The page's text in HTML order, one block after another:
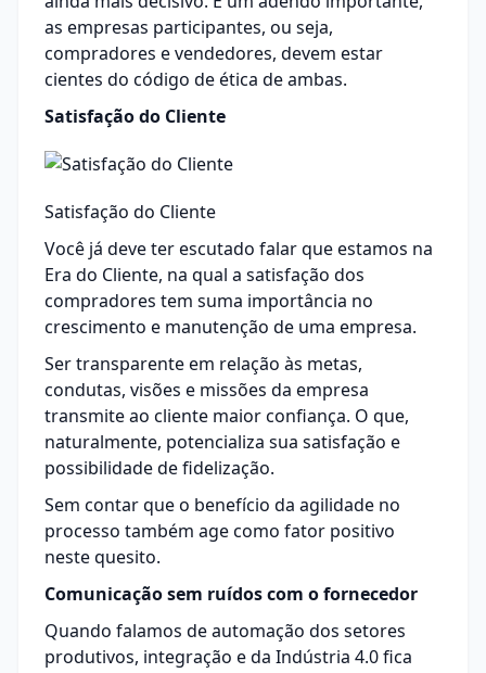
as empresas participantes, ou seja,
compradores e vendedores, devem estar
cientes do código de ética de ambas.
Satisfação do Cliente
Satisfação do Cliente
Você já deve ter escutado falar que estamos na
Era do Cliente, na qual a satisfação dos
compradores tem suma importância no
crescimento e manutenção de uma empresa.
Ser transparente em relação às metas,
condutas, visões e missões da empresa
transmite ao cliente maior confiança. O que,
naturalmente, potencializa sua satisfação e
possibilidade de fidelização.
Sem contar que o benefício da agilidade no
processo também age como fator positivo
neste quesito.
Comunicação sem ruídos com o fornecedor
Quando falamos de automação dos setores
produtivos, integração e da Indústria 4.0 fica